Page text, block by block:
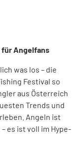
für Angelfans
was los – die
Festival so
aus Österreich
Trends und
Angeln ist
es ist voll im Hype-